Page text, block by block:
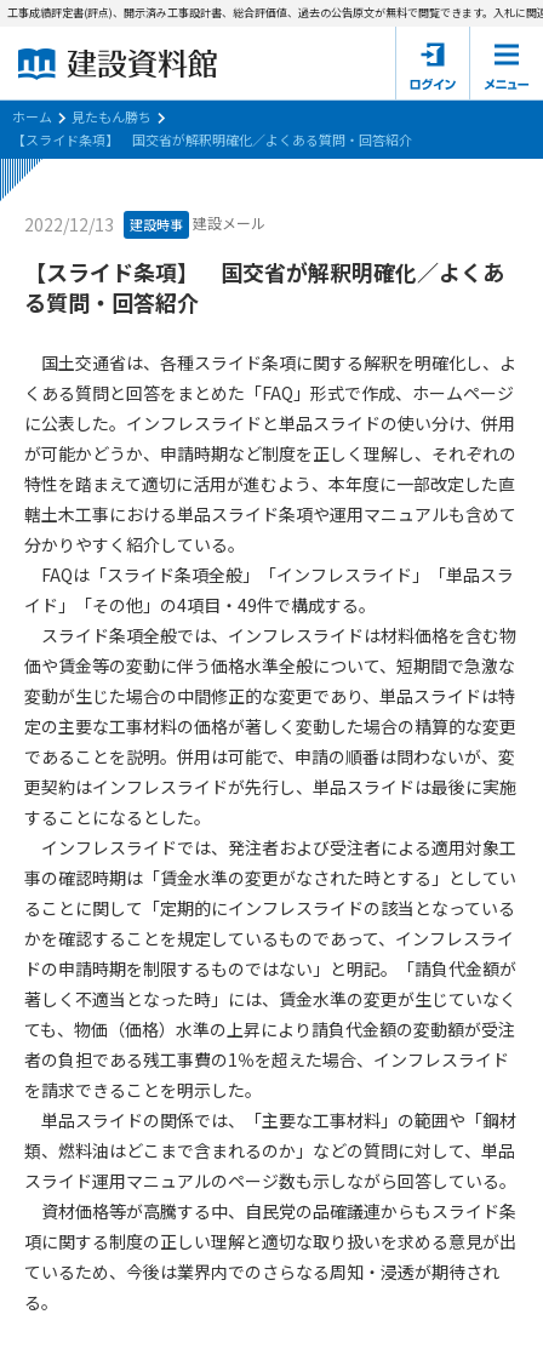
建設資料館とは
東京都の入札資料
国土交通省の入札資料
見たもん勝ち
会員登録について
サポーター会員一覧
会社概要 お問い合わせ
個人情報保護方針
会員規約
成績評定書(評点)、開示済み工事設計書、総合評価値、過去の公告原文が無料で閲覧できます。入札に関連
ホーム
見たもん勝ち
【スライド条項】 国交省が解釈明確化／よくある質問・回答紹介
2022/12/13 建設時事 建設メール
【スライド条項】 国交省が解釈明確化／よくあ
る質問・回答紹介
国土交通省は、各種スライド条項に関する解釈を明確化し、よ
くある質問と回答をまとめた「FAQ」形式で作成、ホームページ
に公表した。インフレスライドと単品スライドの使い分け、併用
が可能かどうか、申請時期など制度を正しく理解し、それぞれの
特性を踏まえて適切に活用が進むよう、本年度に一部改定した直
轄土木工事における単品スライド条項や運用マニュアルも含めて
分かりやすく紹介している。
FAQは「スライド条項全般」「インフレスライド」「単品スラ
イド」「その他」の4項目・49件で構成する。
スライド条項全般では、インフレスライドは材料価格を含む物
価や賃金等の変動に伴う価格水準全般について、短期間で急激な
変動が生じた場合の中間修正的な変更であり、単品スライドは特
定の主要な工事材料の価格が著しく変動した場合の精算的な変更
であることを説明。併用は可能で、申請の順番は問わないが、変
更契約はインフレスライドが先行し、単品スライドは最後に実施
することになるとした。
インフレスライドでは、発注者および受注者による適用対象工
事の確認時期は「賃金水準の変更がなされた時とする」としてい
ることに関して「定期的にインフレスライドの該当となっている
かを確認することを規定しているものであって、インフレスライ
ドの申請時期を制限するものではない」と明記。「請負代金額が
著しく不適当となった時」には、賃金水準の変更が生じていなく
ても、物価（価格）水準の上昇により請負代金額の変動額が受注
者の負担である残工事費の1％を超えた場合、インフレスライド
を請求できることを明示した。
単品スライドの関係では、「主要な工事材料」の範囲や「鋼材
類、燃料油はどこまで含まれるのか」などの質問に対して、単品
スライド運用マニュアルのページ数も示しながら回答している。
資材価格等が高騰する中、自民党の品確議連からもスライド条
項に関する制度の正しい理解と適切な取り扱いを求める意見が出
ているため、今後は業界内でのさらなる周知・浸透が期待され
る。
第1条（規約の目的）
会員サービスの利用条件等について定めるものです。
2. 管理者が建設資料館WEB上で随時掲載するルールは本規約の
一部を構成するものとします。
第2条（規約の変更）
本規約は、会員の了承を得ることなく、随時変更されることが
あります。変更内容は、建設資料館WEB上に表示した時点で直
ちに全ての会員が了承したものとみなします。
第4条（会員審査および資格の取り消し）
会員とは、本規約を承諾の上、所定の会員申込手続きを完了
後、管理者がこれを承認した者をいいます。
第4条（会員の定義と登録）
1. 管理者は前条により審査の結果、会員申込みをした者が以下
の何れかの項目に該当することがわかった場合、その者の会
員としての権限を承認しないことがあります。
(1) 会員申し込みをした者が実在しなかった場合
(2) 本規約に違反した場合/li>
(3) 会員申し込みの際、申告事項に虚偽があった場合
(4) 会員申込者が管理者所定の手続き通りに会員申込手続き処
理を行わなかった場合
(5) その他管理者が会員とすることを不適当と判断した場合
2. 管理者は承認後であっても承認した会員が前項の何れかに該
当することが判明した場合、会員資格を取り消すことがあり
ます。
第5条（IDおよびパスワードの管理）
1. 会員は申込の際に管理者が発行したIDおよびパスワードの使
用および管理について責任を負うものとします。
2. 会員は、自己のIDおよびパスワードを、貸与、譲渡、売買、
その他形態を問わず、第三者に利用させることはできませ
ん。
3. 会員は、IDおよびパスワードの管理不十分、使用上の過誤、
第三者（他の会員を含む）の使用等による損害について責任